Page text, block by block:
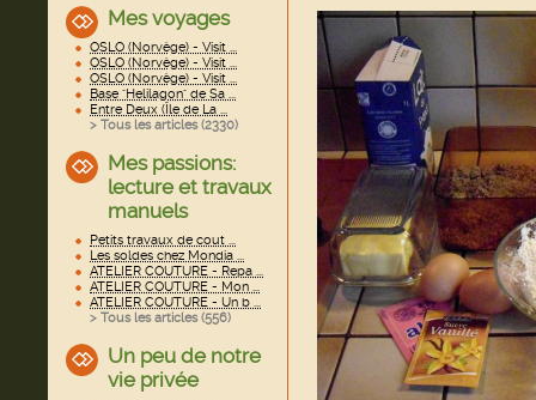
Mes voyages
OSLO (Norvège) - Visit ...
OSLO (Norvège) - Visit ...
OSLO (Norvège) - Visit ...
Base "Helilagon" de Sa ...
Entre Deux (Île de La ...
> Tous les articles (2330)
Mes passions:
lecture et travaux
manuels
Petits travaux de cout ...
Les soldes chez Mondia ...
ATELIER COUTURE - Repa ...
ATELIER COUTURE - Mon ...
ATELIER COUTURE - Un b ...
> Tous les articles (556)
Un peu de notre
vie privée